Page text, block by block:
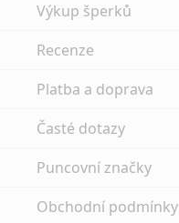
Výkup šperků
Recenze
Platba a doprava
Časté dotazy
Puncovní značky
Obchodní podmínky